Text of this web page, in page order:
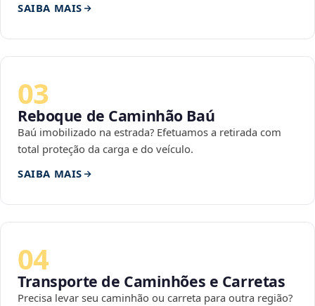
SAIBA MAIS
03
Reboque de Caminhão Baú
Baú imobilizado na estrada? Efetuamos a retirada com
total proteção da carga e do veículo.
SAIBA MAIS
04
Transporte de Caminhões e Carretas
Precisa levar seu caminhão ou carreta para outra região?